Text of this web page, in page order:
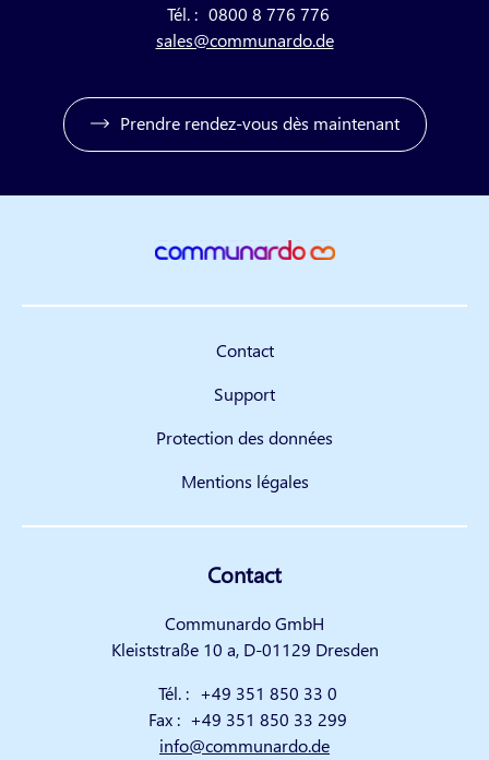
Tél. : 0800 8 776 776
sales@communardo.de
Prendre rendez-vous dès maintenant
Contact
Support
Protection des données
Mentions légales
Contact
Communardo GmbH
Kleiststraße 10 a, D-01129 Dresden
Tél. : +49 351 850 33 0
Fax : +49 351 850 33 299
info@communardo.de